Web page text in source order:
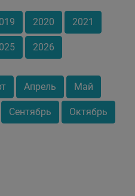
2020 2021
2026
Апрель Май
Сентябрь Октябрь